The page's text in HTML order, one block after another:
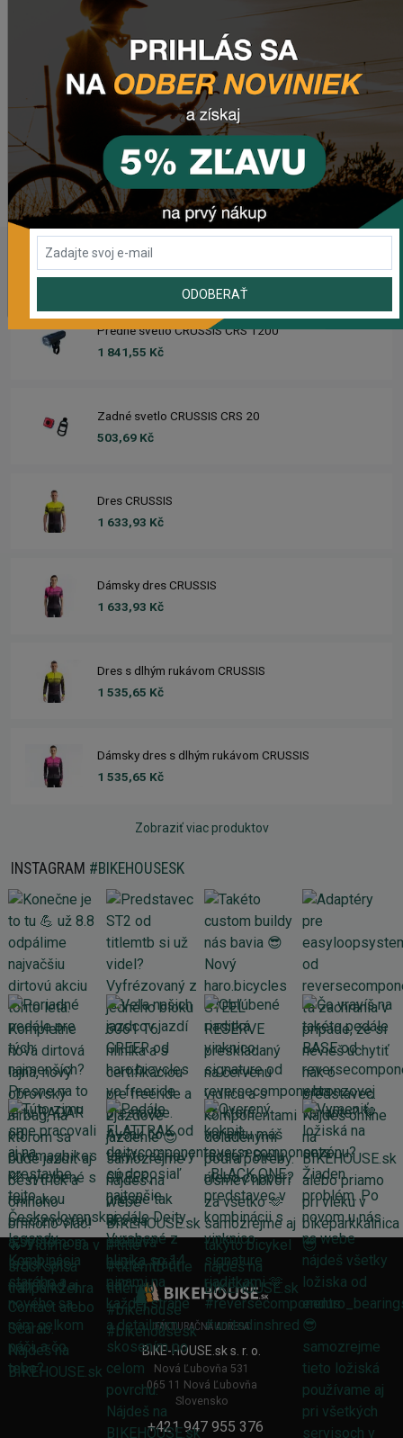
POSLEDNÉ PRIDANÉ PRODUKTY
Predné svetlo CRUSSIS CRS 1200
1 841,55 Kč
Zadné svetlo CRUSSIS CRS 20
503,69 Kč
Dres CRUSSIS
1 633,93 Kč
Dámsky dres CRUSSIS
1 633,93 Kč
Dres s dlhým rukávom CRUSSIS
1 535,65 Kč
Dámsky dres s dlhým rukávom CRUSSIS
1 535,65 Kč
Zobraziť viac produktov
INSTAGRAM #BIKEHOUSESK
FAKTURAČNÁ ADRESA
BIKE-HOUSE.sk s. r. o.
Nová Ľubovňa 531
065 11 Nová Ľubovňa
Slovensko
+421 947 955 376
ODOBERAŤ